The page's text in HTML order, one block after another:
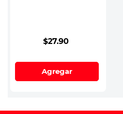
$27.90
Agregar